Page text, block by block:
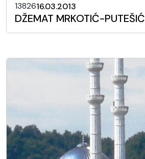
1382616.03.2013
DŽEMAT MRKOTIĆ-PUTEŠIĆ